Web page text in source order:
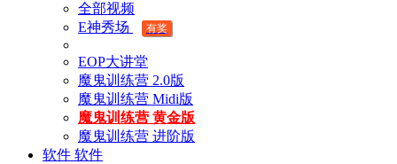
全部视频
E神秀场
有奖
EOP大讲堂
魔鬼训练营 2.0版
魔鬼训练营 Midi版
魔鬼训练营 黄金版
魔鬼训练营 进阶版
软件 软件